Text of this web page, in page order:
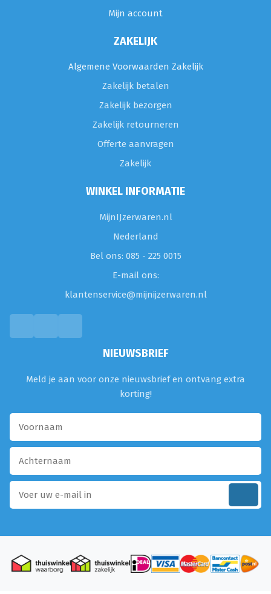
Mijn account
ZAKELIJK
Algemene Voorwaarden Zakelijk
Zakelijk betalen
Zakelijk bezorgen
Zakelijk retourneren
Offerte aanvragen
Zakelijk
WINKEL INFORMATIE
MijnIJzerwaren.nl
Nederland
Bel ons: 085 - 225 0015
E-mail ons:
klantenservice@mijnijzerwaren.nl
NIEUWSBRIEF
Meld je aan voor onze nieuwsbrief en ontvang extra
korting!